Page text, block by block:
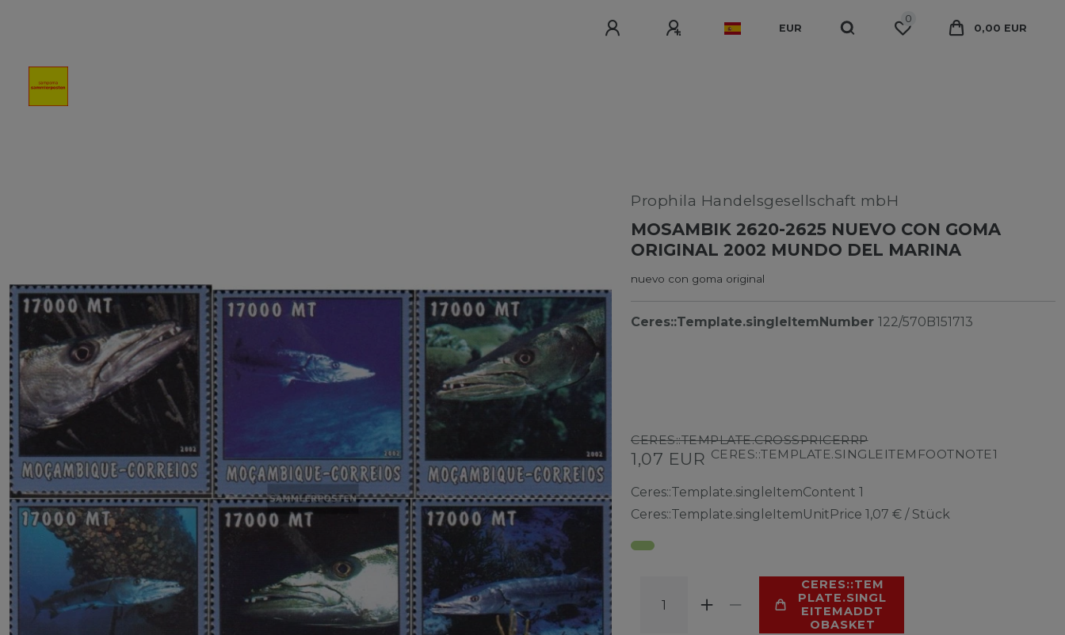
EUR
0
0,00 EUR
Prophila Handelsgesellschaft mbH
MOSAMBIK 2620-2625 NUEVO CON GOMA
ORIGINAL 2002 MUNDO DEL MARINA
nuevo con goma original
Ceres::Template.singleItemNumber 122/570B151713
CERES::TEMPLATE.CROSSPRICERRP
1,07 EUR CERES::TEMPLATE.SINGLEITEMFOOTNOTE1
Ceres::Template.singleItemContent 1
Ceres::Template.singleItemUnitPrice 1,07 € / Stück
CERES::TEM
PLATE.SINGL
EITEMADDT
OBASKET